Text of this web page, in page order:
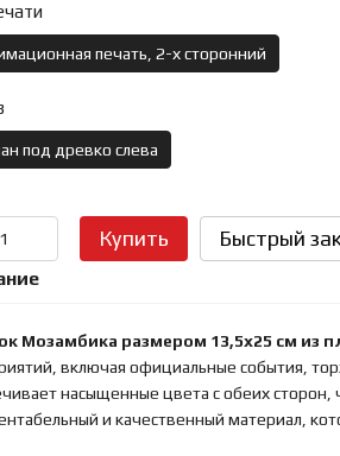
печать, 2-х сторонний
под древко слева
Купить Быстрый
Мозамбика размером 13,5х25 см из
включая официальные события,
насыщенные цвета с обеих
и качественный материал,